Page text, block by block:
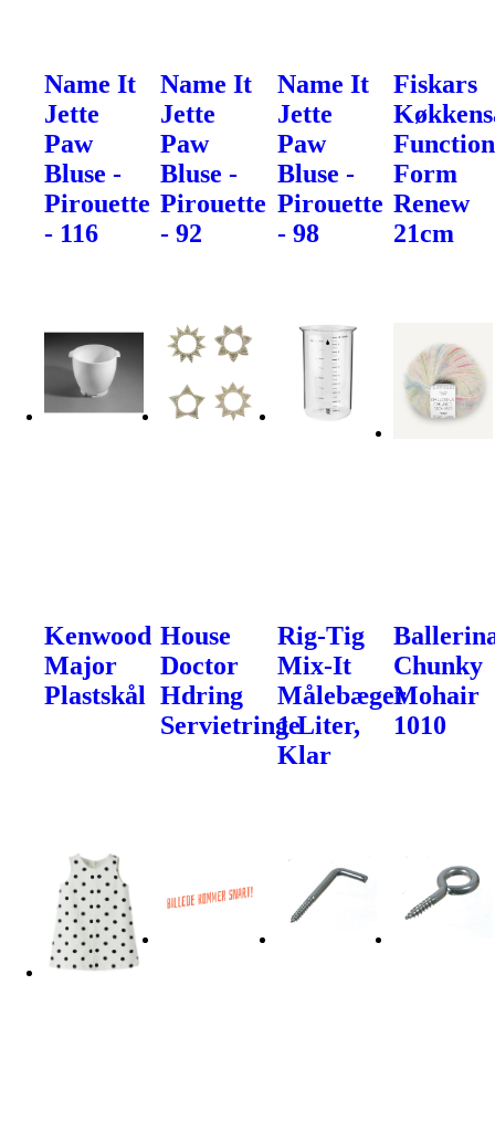
Name It
Jette
Paw
Bluse -
Pirouette
- 116
Name It
Jette
Paw
Bluse -
Pirouette
- 92
Name It
Jette
Paw
Bluse -
Pirouette
- 98
Fiskars
Form
Renew
21cm
Kenwood
Major
Plastskål
House
Doctor
Hdring
Servietringe
Rig-Tig
Mix-It
Målebæger
1 Liter,
Klar
Chunky
Mohair
1010